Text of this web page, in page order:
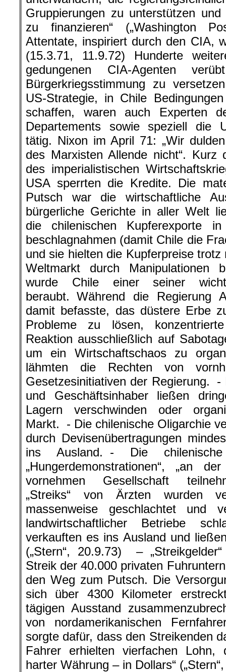
Gruppierungen zu unterstützen
zu finanzieren“ („Washington
Attentate, inspiriert durch den CIA,
(15.3.71, 11.9.72) Hunderte
gedungenen CIA-Agenten
Bürgerkriegsstimmung zu
US-Strategie, in Chile
schaffen, waren auch Experten
Departements sowie speziell die
tätig. Nixon im April 71: „Wir
des Marxisten Allende nicht“. Kurz
des imperialistischen
USA sperrten die Kredite. Die
Putsch war die wirtschaftliche
bürgerliche Gerichte in aller Welt
die chilenischen Kupferexporte
beschlagnahmen (damit Chile die
und sie hielten die Kupferpreise
Weltmarkt durch Manipulationen
wurde Chile einer seiner
beraubt. Während die Regierung
damit befasste, das düstere Erbe
Probleme zu lösen,
Reaktion ausschließlich auf
um ein Wirtschaftschaos zu
lähmten die Rechten von
Gesetzesinitiativen der Regierung.
und Geschäftsinhaber ließen
Lagern verschwinden oder
Markt. - Die chilenische Oligarchie
durch Devisenübertragungen
ins Ausland. - Die chilenische
„Hungerdemonstrationen“, „an
vornehmen Gesellschaft
„Streiks“ von Ärzten wurden
massenweise geschlachtet und
landwirtschaftlicher Betriebe
verkauften es ins Ausland und
(„Stern“, 20.9.73) –
Streik der 40.000 privaten
den Weg zum Putsch. Die
sich über 4300 Kilometer
tägigen Ausstand
von nordamerikanischen
sorgte dafür, dass den Streikenden
Fahrer erhielten vierfachen
harter Währung – in Dollars“